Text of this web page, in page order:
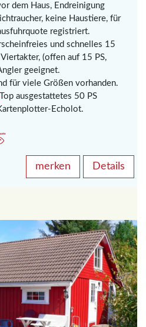
dem Haus, Endreinigung
keine Haustiere, für
registriert.
und schnelles 15
(offen auf 15 PS,
geeignet.
für viele Größen vorhanden.
Top ausgestattetes 50 PS
Echolot.
Details
merken